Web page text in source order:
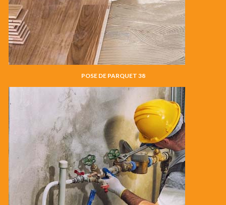
POSE DE PARQUET 38